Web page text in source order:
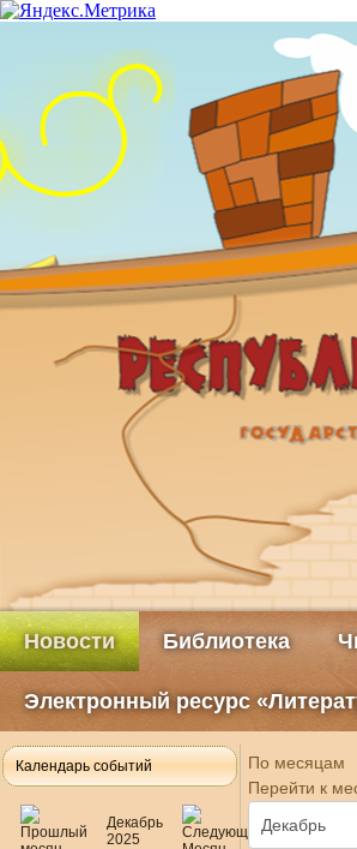
Новости Библиотека
Электронный ресурс
Календарь событий
Декабрь
2025
По месяцам
Перейти к